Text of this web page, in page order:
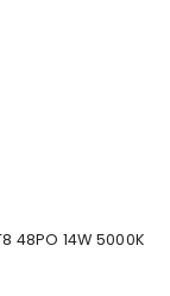
48PO 14W 5000K